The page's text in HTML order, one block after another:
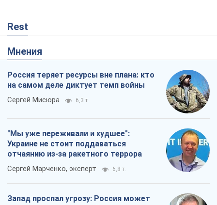
Rest
Мнения
Россия теряет ресурсы вне плана: кто
на самом деле диктует темп войны
Сергей Мисюра 6,3 т.
"Мы уже переживали и худшее":
Украине не стоит поддаваться
отчаянию из-за ракетного террора
Сергей Марченко, эксперт 6,8 т.
Запад проспал угрозу: Россия может